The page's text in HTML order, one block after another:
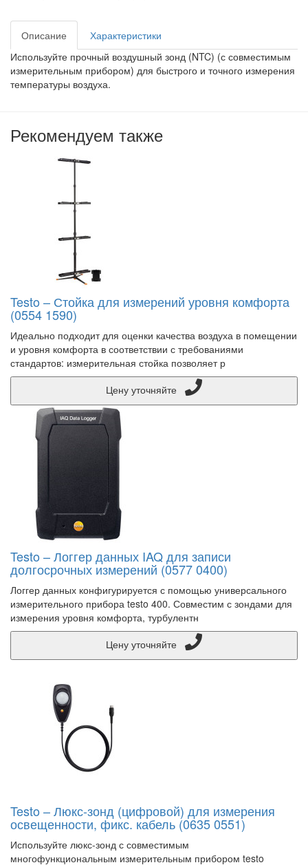
Описание
Характеристики
Используйте прочный воздушный зонд (NTC) (с совместимым
измерительным прибором) для быстрого и точного измерения
температуры воздуха.
Рекомендуем также
Testo – Стойка для измерений уровня комфорта
(0554 1590)
Идеально подходит для оценки качества воздуха в помещении
и уровня комфорта в соответствии с требованиями
стандартов: измерительная стойка позволяет р
Testo – Логгер данных IAQ для записи
долгосрочных измерений (0577 0400)
Логгер данных конфигурируется с помощью универсального
измерительного прибора testo 400. Совместим с зондами для
измерения уровня комфорта, турбулентн
Testo – Люкс-зонд (цифровой) для измерения
освещенности, фикс. кабель (0635 0551)
Используйте люкс-зонд с совместимым
многофункциональным измерительным прибором testo